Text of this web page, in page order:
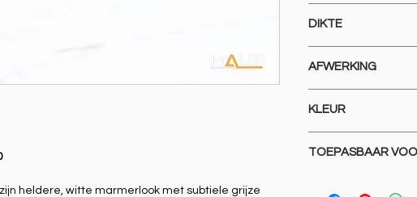
heldere, witte marmerlook met subtiele grijze
DIKTE
AFWERKING
KLEUR
TOEPASBAAR